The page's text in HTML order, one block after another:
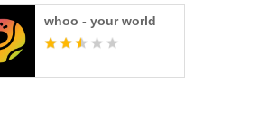
whoo - your world